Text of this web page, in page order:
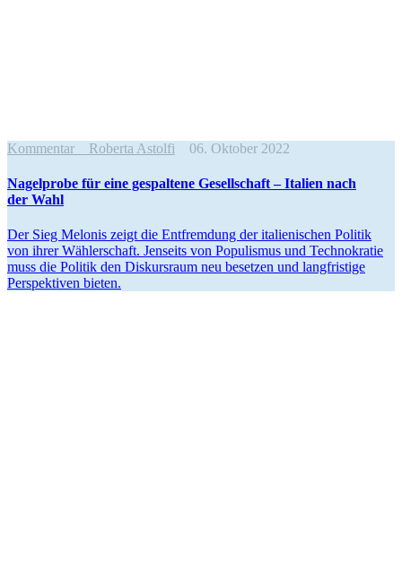
Kommentar Roberta Astolfi 06. Oktober 2022
Nagel­probe für eine gespaltene Gesell­schaft – Italien nach
der Wahl
Der Sieg Melonis zeigt die Entfremdung der italie­ni­schen Politik
von ihrer Wähler­schaft. Jenseits von Populismus und Techno­kratie
muss die Politik den Diskursraum neu besetzen und langfristige
Perspek­tiven bieten.